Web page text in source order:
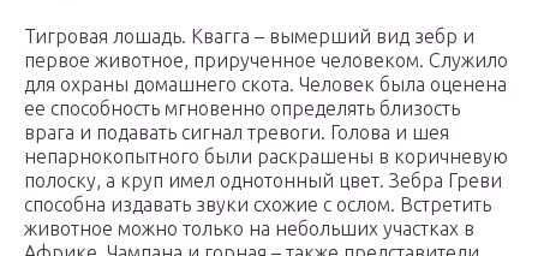
Тигровая лошадь. Квагга – вымерший вид зебр и
первое животное, прирученное человеком. Служило
для охраны домашнего скота. Человек была оценена
ее способность мгновенно определять близость
врага и подавать сигнал тревоги. Голова и шея
непарнокопытного были раскрашены в коричневую
полоску, а круп имел однотонный цвет. Зебра Греви
способна издавать звуки схожие с ослом. Встретить
животное можно только на небольших участках в